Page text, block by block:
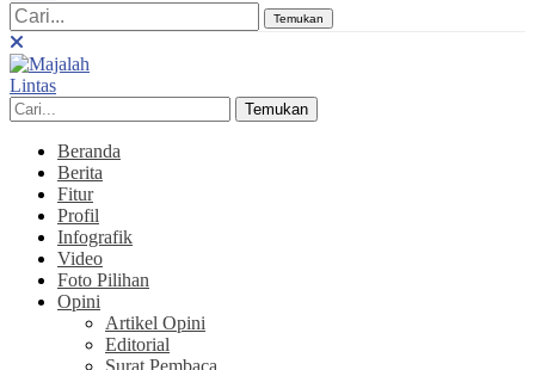
Temukan
Temukan
Beranda
Berita
Fitur
Profil
Infografik
Video
Foto Pilihan
Opini
Artikel Opini
Editorial
Surat Pembaca